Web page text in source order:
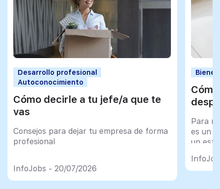
Desarrollo profesional
Autoconocimiento
Cómo decirle a tu jefe/a que te
vas
Consejos para dejar tu empresa de forma
profesional
InfoJobs - 20/07/2026
Para
es un
un